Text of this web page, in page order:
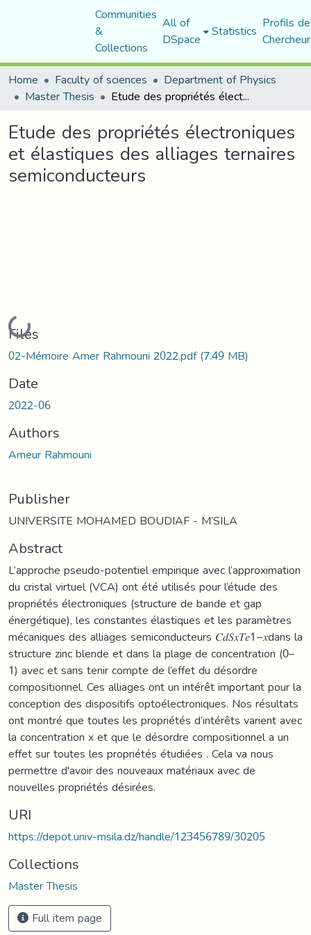
Communities
&
Collections
All of
DSpace Statistics Profils
Home
Faculty of sciences Department of Physics
Master Thesis Etude des propriétés électroniques et élastiques des alliages ternaires semiconducteurs
Etude des propriétés électroniques
et élastiques des alliages ternaires
semiconducteurs
Loading...
Files
02-Mémoire Amer Rahmouni 2022.pdf(7.49 MB)
Date
2022-06
Authors
Ameur Rahmouni
Publisher
UNIVERSITE MOHAMED BOUDIAF - M’SILA
Abstract
L’approche pseudo-potentiel empirique avec l’approximation
du cristal virtuel (VCA) ont été utilisés pour l’étude des
propriétés électroniques (structure de bande et gap
énergétique), les constantes élastiques et les paramètres
mécaniques des alliages semiconducteurs 𝐶𝑑𝑆𝑥𝑇𝑒1−𝑥dans la
structure zinc blende et dans la plage de concentration (0–
1) avec et sans tenir compte de l’effet du désordre
compositionnel. Ces alliages ont un intérêt important pour la
conception des dispositifs optoélectroniques. Nos résultats
ont montré que toutes les propriétés d’intérêts varient avec
la concentration x et que le désordre compositionnel a un
effet sur toutes les propriétés étudiées . Cela va nous
permettre d'avoir des nouveaux matériaux avec de
nouvelles propriétés désirées.
URI
https://depot.univ-msila.dz/handle/123456789/30205
Collections
Master Thesis
Full item page